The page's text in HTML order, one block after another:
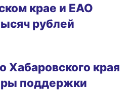
крае и ЕАО
рублей
Хабаровского края
поддержки